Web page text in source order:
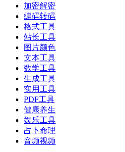
加密解密
编码转码
格式工具
站长工具
图片颜色
文本工具
数学工具
生成工具
实用工具
PDF工具
健康养生
娱乐工具
占卜命理
音频视频